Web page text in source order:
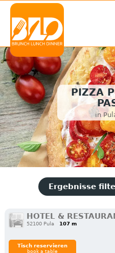
PIZZA
in
Ergebnisse
HOTEL &
52100 Pula
107 m
Tisch reservieren
book a table